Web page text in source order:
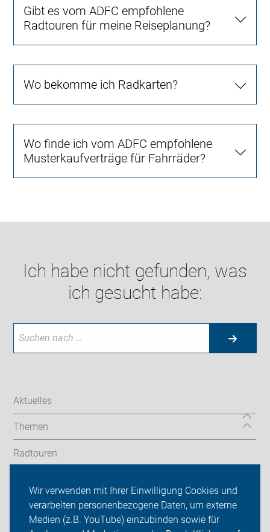
Wir verwenden mit Ihrer Einwilligung Cookies und
verarbeiten personenbezogene Daten, um externe
Medien (z.B. YouTube) einzubinden sowie für
Gibt es vom ADFC empfohlene
Radtouren für meine Reiseplanung?
Wo bekomme ich Radkarten?
Wo finde ich vom ADFC empfohlene
Musterkaufverträge für Fahrräder?
Ich habe nicht gefunden, was
ich gesucht habe:
Aktuelles
Themen
Radtouren
ADFC Fürth